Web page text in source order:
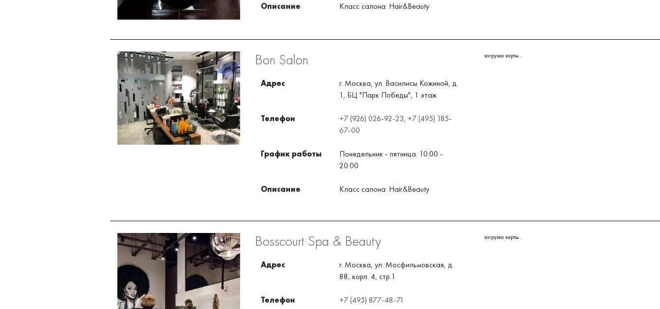
Описание Класс салона: Hair&Beauty
Bon Salon
Адрес
г. Москва, ул. Василисы Кожиной, д.
1, БЦ "Парк Победы", 1 этаж
Телефон +7 (926) 026-92-23, +7 (495) 185-
67-00
График работы
Понедельник - пятница: 10:00 -
20:00
Описание Класс салона: Hair&Beauty
загрузка карты...
Bosscourt Spa & Beauty
Адрес
г. Москва, ул. Мосфильмовская, д.
88, корп. 4, стр.1
Телефон +7 (495) 877-48-71
загрузка карты...